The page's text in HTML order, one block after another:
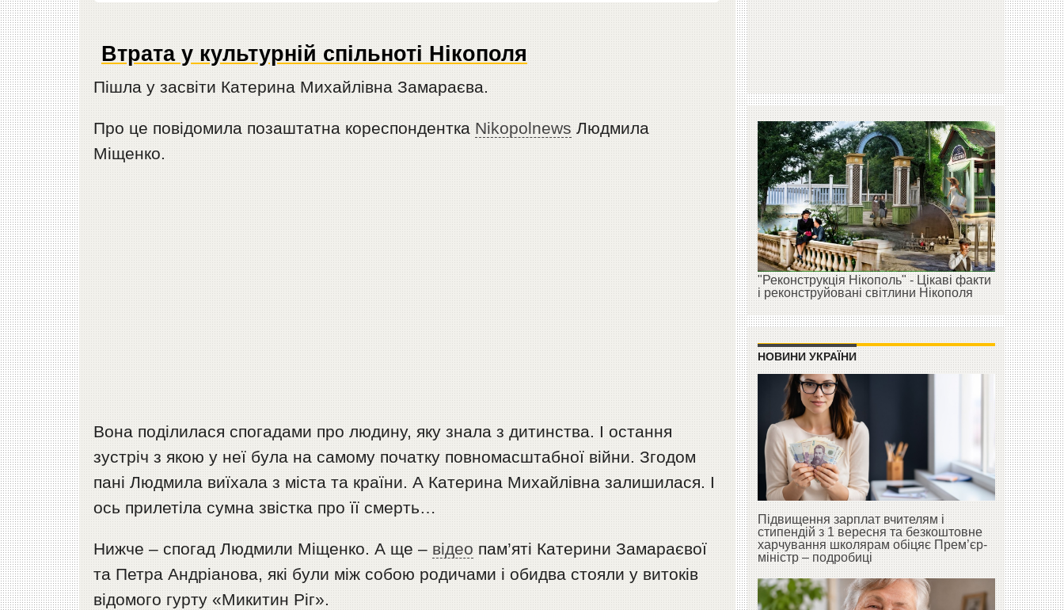
Втрата у культурній спільноті Нікополя
Пішла у засвіти Катерина Михайлівна Замараєва.
Про це повідомила позаштатна кореспондентка Nikopolnews Людмила
Міщенко.
Вона поділилася спогадами про людину, яку знала з дитинства. І остання
зустріч з якою у неї була на самому початку повномасштабної війни. Згодом
пані Людмила виїхала з міста та країни. А Катерина Михайлівна залишилася. І
ось прилетіла сумна звістка про її смерть…
Нижче – спогад Людмили Міщенко. А ще – відео пам’яті Катерини Замараєвої
та Петра Андріанова, які були між собою родичами і обидва стояли у витоків
відомого гурту «Микитин Ріг».
"Реконструкція Нікополь" - Цікаві факти
і реконструйовані світлини Нікополя
НОВИНИ УКРАЇНИ
Підвищення зарплат вчителям і
стипендій з 1 вересня та безкоштовне
харчування школярам обіцяє Прем’єр-
міністр – подробиці